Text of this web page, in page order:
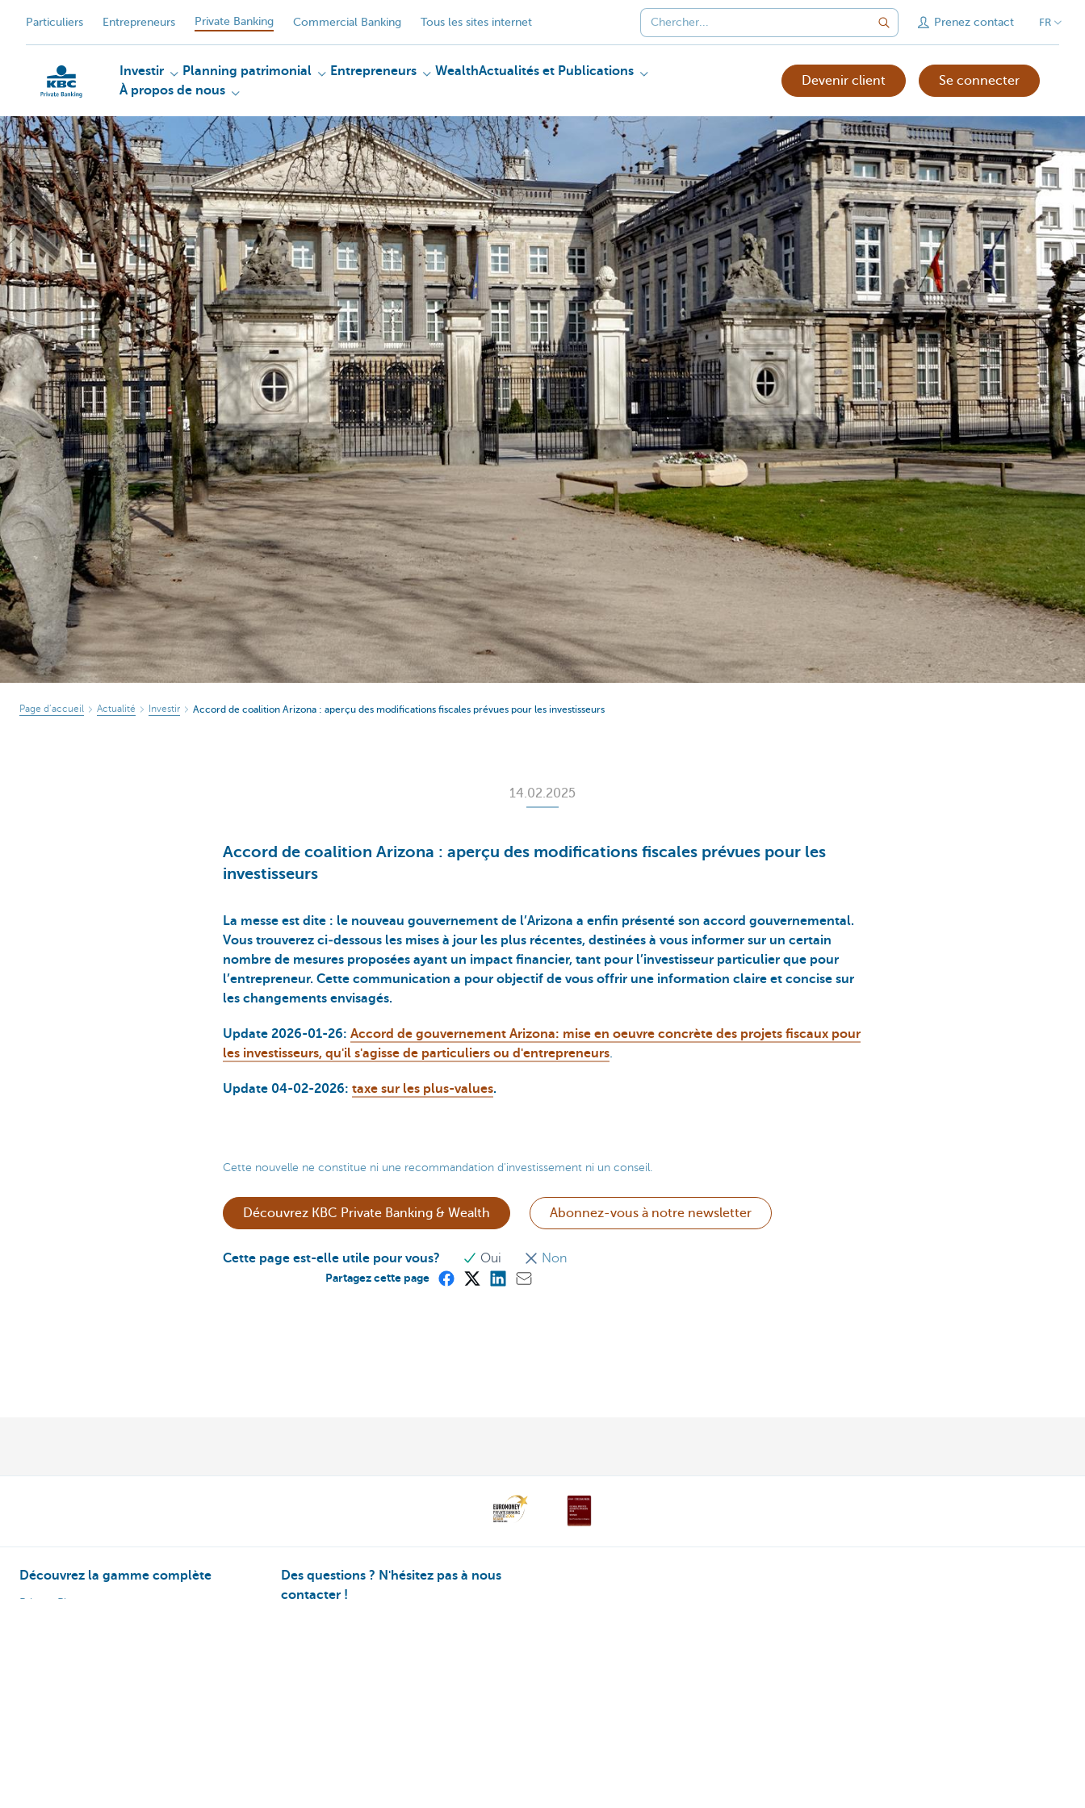
Particuliers Entrepreneurs Private Banking Commercial Banking Tous les sites internet Prenez contact FR
Particulieren
Investir Planning patrimonial Entrepreneurs WealthActualités et Publications
À propos de nous
Devenir client Se connecter
Page d’accueil Actualité Investir Accord de coalition Arizona : aperçu des modifications fiscales prévues pour les investisseurs
14.02.2025
Accord de coalition Arizona : aperçu des modifications fiscales prévues pour les
investisseurs
La messe est dite : le nouveau gouvernement de l’Arizona a enfin présenté son accord gouvernemental.
Vous trouverez ci‑dessous les mises à jour les plus récentes, destinées à vous informer sur un certain
nombre de mesures proposées ayant un impact financier, tant pour l’investisseur particulier que pour
l’entrepreneur. Cette communication a pour objectif de vous offrir une information claire et concise sur
les changements envisagés.
Update 2026-01-26: Accord de gouvernement Arizona: mise en oeuvre concrète des projets fiscaux pour
les investisseurs, qu'il s'agisse de particuliers ou d'entrepreneurs.
Update 04-02-2026: taxe sur les plus-values.
Cette nouvelle ne constitue ni une recommandation d'investissement ni un conseil.
Découvrez KBC Private Banking & Wealth Abonnez-vous à notre newsletter
Cette page est-elle utile pour vous? Oui Non
Partagez cette page
Découvrez la gamme complète
Private Plan
Des questions ? N'hésitez pas à nous
contacter !